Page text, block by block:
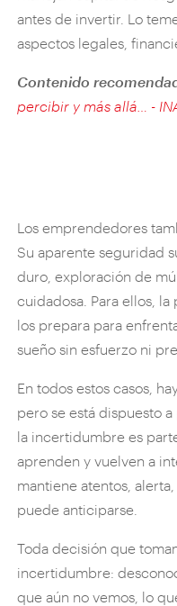
antes de invertir. Lo
aspectos legales,
Contenido
percibir y más allá… -
Los emprendedores
Su aparente seguridad
duro, exploración de
cuidadosa. Para ellos,
los prepara para
sueño sin esfuerzo ni
En todos estos casos,
pero se está dispuesto
la incertidumbre es
aprenden y vuelven a
mantiene atentos,
puede anticiparse.
Toda decisión que
incertidumbre:
que aún no vemos, lo